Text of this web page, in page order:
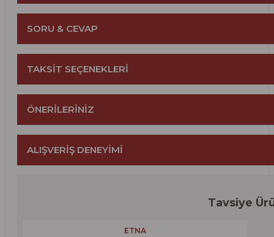
Yorum Yaz
SORU & CEVAP
Soru Sor
TAKSİT SEÇENEKLERİ
ÖNERİLERİNİZ
Bu ürünün fiyat bilgisi, resim, ürün açıklamalarında
Ürün resmi kalitesiz, bozuk veya görüntülenemiyor.
ALIŞVERİŞ DENEYİMİ
Sitemize ilk
Tavsiye
%20
ETNA